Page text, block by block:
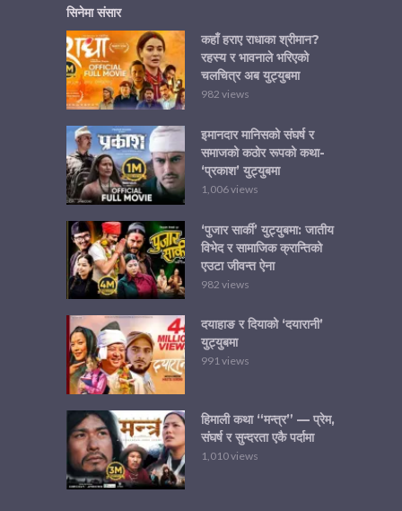
सिनेमा संसार
कहाँ हराए राधाका श्रीमान?
रहस्य र भावनाले भरिएको
चलचित्र अब युट्युबमा
982 views
इमानदार मानिसको संघर्ष र
समाजको कठोर रूपको कथा-
‘प्रकाश’ युट्युबमा
1,006 views
‘पुजार सार्की’ युट्युबमा: जातीय
विभेद र सामाजिक क्रान्तिको
एउटा जीवन्त ऐना
982 views
दयाहाङ र दियाको ‘दयारानी’
युट्युबमा
991 views
हिमाली कथा “मन्त्र” — प्रेम,
संघर्ष र सुन्दरता एकै पर्दामा
1,010 views